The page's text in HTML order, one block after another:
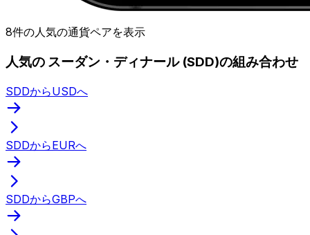
8件の人気の通貨ペアを表示
人気の スーダン・ディナール (SDD)の組み合わせ
SDDからUSDへ
SDDからEURへ
SDDからGBPへ